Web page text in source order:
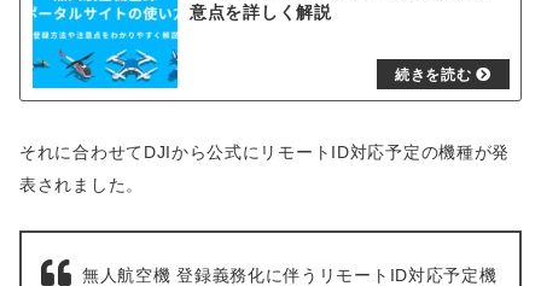
意点を詳しく解説
それに合わせてDJIから公式にリモートID対応予定の機種が発
表されました。
無人航空機 登録義務化に伴うリモートID対応予定機